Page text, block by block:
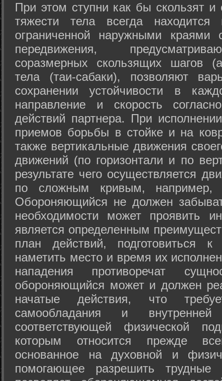
При этом ступни как бы скользят
тяжести тела всегда
ограниченной наружными краями
передвижения,
соразмерных скользящих шагов
тела (таи-сабаки), позволяют
сохранении устойчивости в
направление и скорость
действий партнера. При
приемов борьбы в стойке и на
также вертикальные движения
движений (по горизонтали и по
результате чего осуществляется
по сложным кривым, например,
Обороняющийся не должен
необходимости может проявить
является определенным
план действий, подготовиться
наметить место и время их
нападения противоречат
обороняющийся может и должен
начатые действия, что
самообладания и
соответствующей физической
которым относится прежде
основанное на духовной и
помогающее разрешить